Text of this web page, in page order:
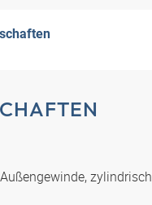
zylindrisch